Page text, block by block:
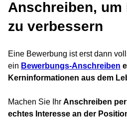
Anschreiben, um
zu verbessern
Eine Bewerbung ist erst dann
ein Bewerbungs-Anschreiben
Kerninformationen aus dem
Machen Sie Ihr Anschreiben
echtes Interesse an der